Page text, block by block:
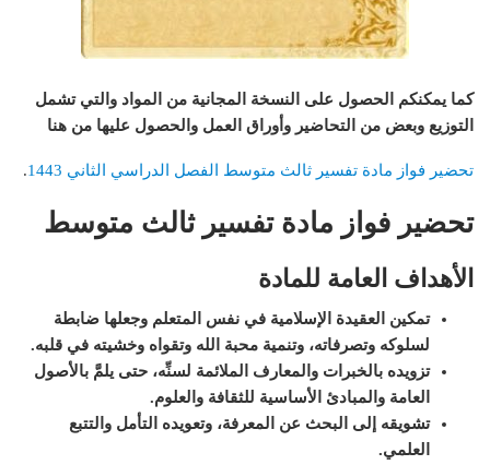
كما يمكنكم الحصول على النسخة المجانية من المواد والتي تشمل
التوزيع وبعض من التحاضير وأوراق العمل والحصول عليها من هنا
تحضير فواز مادة تفسير ثالث متوسط الفصل الدراسي الثاني 1443 .
تحضير فواز مادة تفسير ثالث متوسط
الأهداف العامة للمادة
تمكين العقيدة الإسلامية في نفس المتعلم وجعلها ضابطة
لسلوكه وتصرفاته، وتنمية محبة الله وتقواه وخشيته في قلبه.
تزويده بالخبرات والمعارف الملائمة لسنِّه، حتى يلمَّ بالأصول
العامة والمبادئ الأساسية للثقافة والعلوم.
تشويقه إلى البحث عن المعرفة، وتعويده التأمل والتتبع
العلمي.